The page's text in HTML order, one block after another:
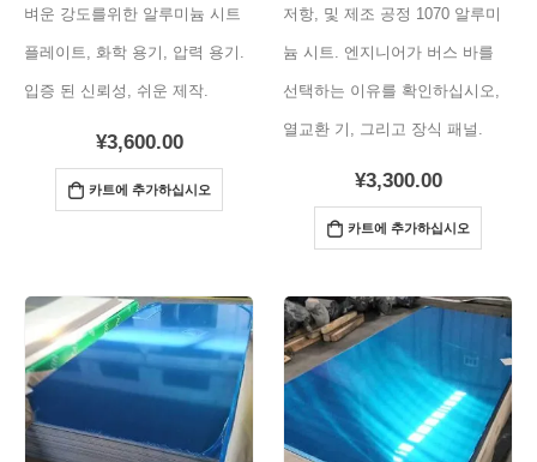
벼운 강도를위한 알루미늄 시트
플레이트, 화학 용기, 압력 용기.
입증 된 신뢰성, 쉬운 제작.
¥3,600.00
카트에 추가하십시오
저항, 및 제조 공정 1070 알루미
늄 시트. 엔지니어가 버스 바를
선택하는 이유를 확인하십시오,
열교환 기, 그리고 장식 패널.
¥3,300.00
카트에 추가하십시오